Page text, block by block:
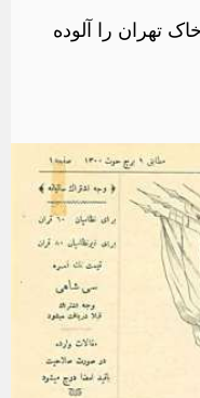
تهران را آلوده